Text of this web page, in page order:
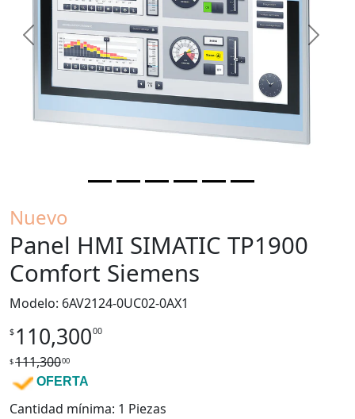
Previous Next
Nuevo
Panel HMI SIMATIC TP1900
Comfort Siemens
Modelo: 6AV2124-0UC02-0AX1
$ 110,30000
$111,30000
OFERTA
Cantidad mínima: 1 Piezas